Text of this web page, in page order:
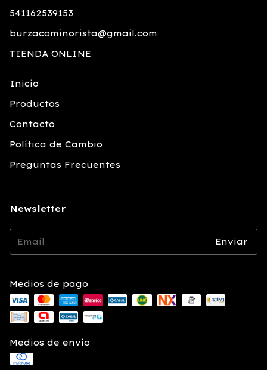
541162539153
burzacominorista@gmail.com
TIENDA ONLINE
Inicio
Productos
Contacto
Política de Cambio
Preguntas Frecuentes
Newsletter
Medios de pago
Medios de envío